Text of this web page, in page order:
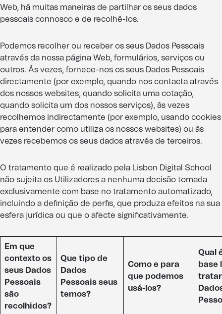
Web, há muitas maneiras de partilhar os seus dados
pessoais connosco e de recolhê-los.
Podemos recolher ou receber os seus Dados Pessoais
através da nossa página Web, formulários, serviços ou
outros. Às vezes, fornece-nos os seus Dados Pessoais
directamente (por exemplo, quando nos contacta através
dos nossos websites, quando solicita uma cotação,
quando solicita um dos nossos serviços), às vezes
recolhemos indirectamente (por exemplo, usando cookies
para entender como utiliza os nossos websites) ou às
vezes recebemos os seus dados através de terceiros.
O tratamento que é realizado pela Lisbon Digital School
não sujeita os Utilizadores a nenhuma decisão tomada
exclusivamente com base no tratamento automatizado,
incluindo a definição de perfis, que produza efeitos na sua
esfera jurídica ou que o afecte significativamente.
Em que
contexto os
seus Dados
Pessoais
são
recolhidos?​​​​
Que tipo de
Dados
Pessoais seus
temos?
Como e para
que podemos
usá-los?​
Qual
base
tratar